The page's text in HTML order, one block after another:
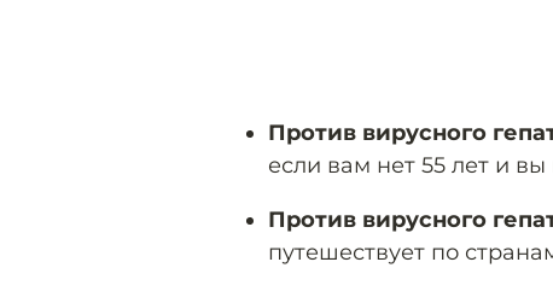
Против вирусного
если вам нет 55 лет и
Против вирусного
путешествует по